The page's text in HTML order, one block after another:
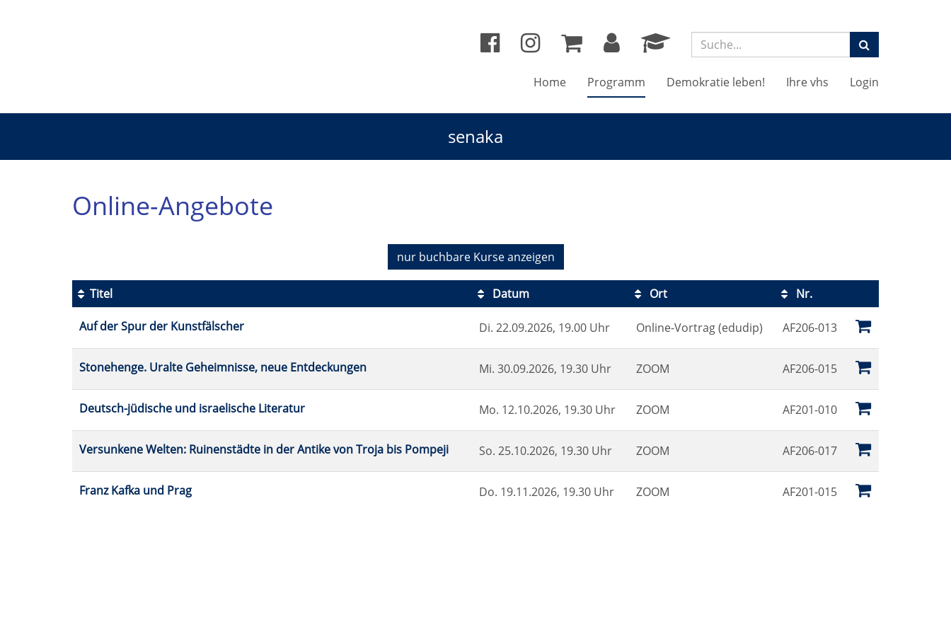
Suchbegriff:
Home Programm Demokratie leben! Ihre vhs Login
senaka
Online-Angebote
nur buchbareKurse anzeigen
Tabellenüberschriften
können
sortiert
werden.
Titel Datum Ort
Nr.
Kursstatus
Auf der Spur der Kunstfälscher
Di. 22.09.2026, 19.00 Uhr Online-Vortrag (edudip) AF206-013
Stonehenge. Uralte Geheimnisse, neue Entdeckungen Mi. 30.09.2026, 19.30 Uhr ZOOM AF206-015
Deutsch-jüdische und israelische Literatur Mo. 12.10.2026, 19.30 Uhr ZOOM AF201-010
Versunkene Welten: Ruinenstädte in der Antike von Troja bis Pompeji So. 25.10.2026, 19.30 Uhr ZOOM AF206-017
Franz Kafka und Prag Do. 19.11.2026, 19.30 Uhr ZOOM AF201-015